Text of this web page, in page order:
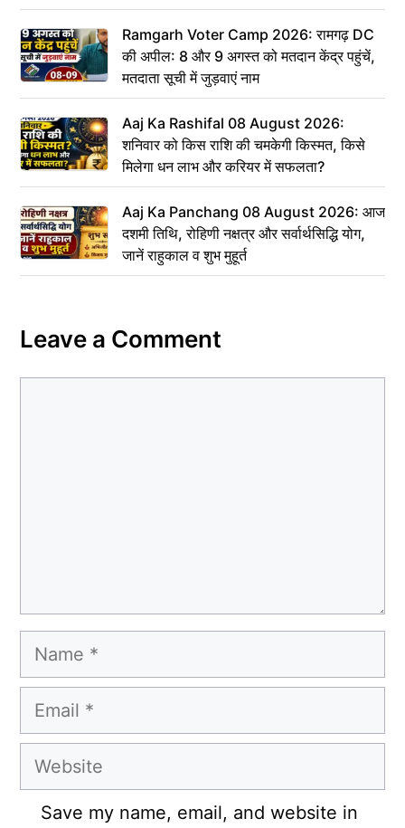
Ramgarh Voter Camp 2026: रामगढ़ DC
की अपील: 8 और 9 अगस्त को मतदान केंद्र पहुंचें,
मतदाता सूची में जुड़वाएं नाम
Aaj Ka Rashifal 08 August 2026:
शनिवार को किस राशि की चमकेगी किस्मत, किसे
मिलेगा धन लाभ और करियर में सफलता?
Aaj Ka Panchang 08 August 2026: आज
दशमी तिथि, रोहिणी नक्षत्र और सर्वार्थसिद्धि योग,
जानें राहुकाल व शुभ मुहूर्त
Leave a Comment
Name
Email
Website
Save my name, email, and website in